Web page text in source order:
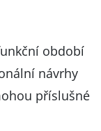
období
návrhy
příslušné